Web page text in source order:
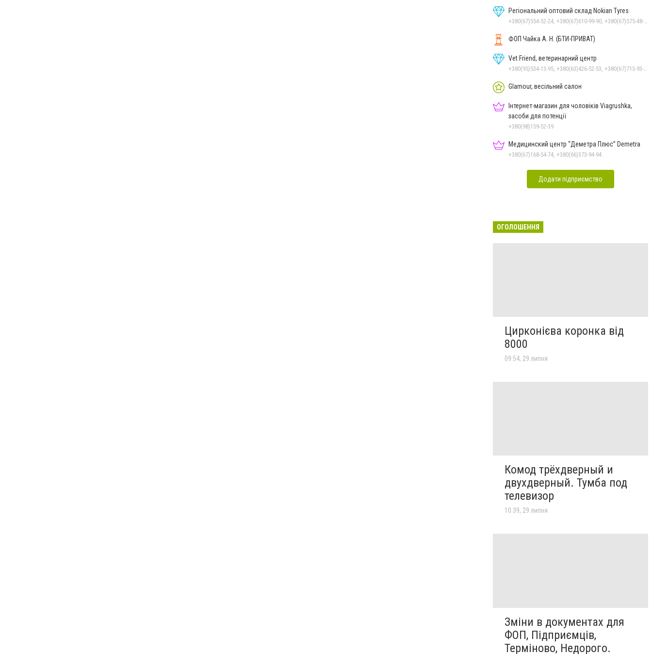
Регіональний оптовий склад Nokian Tyres
ФОП Чайка А. Н. (БТИ-ПРИВАТ)
Vet Friend, ветеринарний центр
Glamour, весільний салон
Інтернет-магазин для чоловіків Viagrushka,
засоби для потенції
+380(98)159-52-39
Медицинский центр “Деметра Плюс” Demetra
+380(67)168-54-74, +380(66)373-94-94
Додати підприємство
ОГОЛОШЕННЯ
Цирконієва коронка від
8000
09:54, 29 липня
Комод трёхдверный и
двухдверный. Тумба под
телевизор
10:39, 29 липня
Зміни в документах для
ФОП, Підприємців,
Терміново, Недорого.